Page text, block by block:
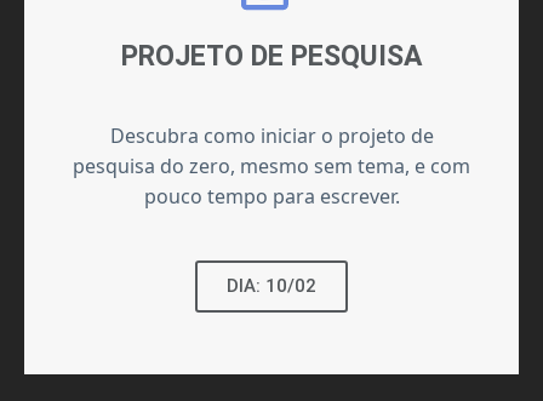
PROJETO DE PESQUISA
Descubra como iniciar o projeto de
pesquisa do zero, mesmo sem tema, e com
pouco tempo para escrever.
DIA: 10/02